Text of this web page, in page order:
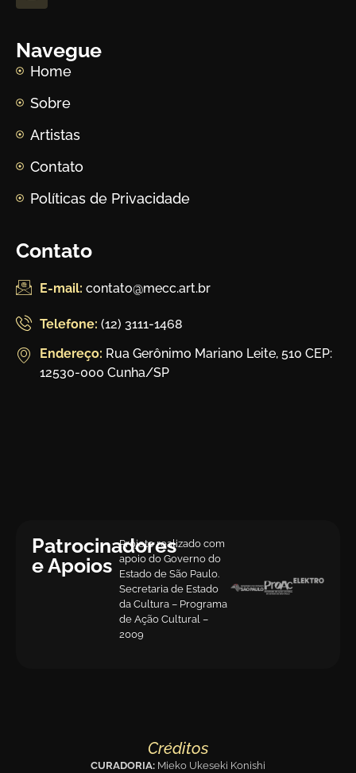
Navegue
Home
Sobre
Artistas
Contato
Políticas de Privacidade
Contato
E-mail: contato@mecc.art.br
Telefone: (12) 3111-1468
Endereço: Rua Gerônimo Mariano Leite, 510 CEP:
12530-000 Cunha/SP
Patrocinadores
e Apoios
Projeto realizado com
apoio do Governo do
Estado de São Paulo.
Secretaria de Estado
da Cultura – Programa
de Ação Cultural –
2009
Créditos
CURADORIA: Mieko Ukeseki Konishi